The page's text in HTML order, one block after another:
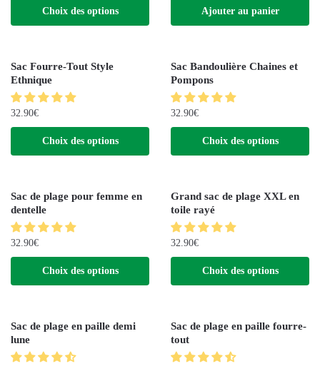
Choix des options Ajouter au panier
Sac Fourre-Tout Style
Ethnique
32.90€
Choix des options
Sac Bandoulière Chaines et
Pompons
32.90€
Choix des options
Sac de plage pour femme en
dentelle
32.90€
Choix des options
Grand sac de plage XXL en
toile rayé
32.90€
Choix des options
Sac de plage en paille demi
lune
Sac de plage en paille fourre-
tout